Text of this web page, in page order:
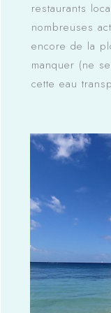
restaurants
nombreuses
encore de la
manquer (ne
cette eau